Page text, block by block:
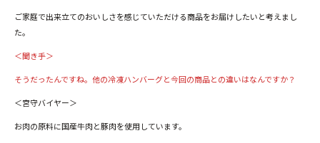
ご家庭で出来立てのおいしさを感じていただける商品をお届けしたいと考えまし
た。
＜聞き手＞
そうだったんですね。他の冷凍ハンバーグと今回の商品との違いはなんですか？
＜宮守バイヤー＞
お肉の原料に国産牛肉と豚肉を使用しています。